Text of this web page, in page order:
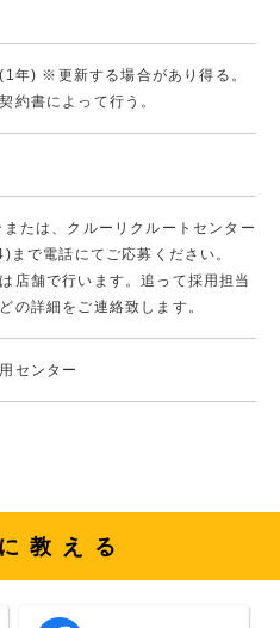
年) ※更新する場合があり得る。
約書によって行う。
たは、クルーリクルートセンター
で電話にてご応募ください。
店舗で行います。追って採用担当
の詳細をご連絡致します。
センター
教える